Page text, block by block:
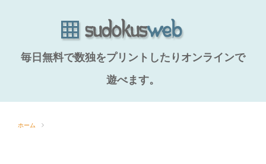
毎日無料で数独をプリントしたりオンラインで
遊べます。
ホーム